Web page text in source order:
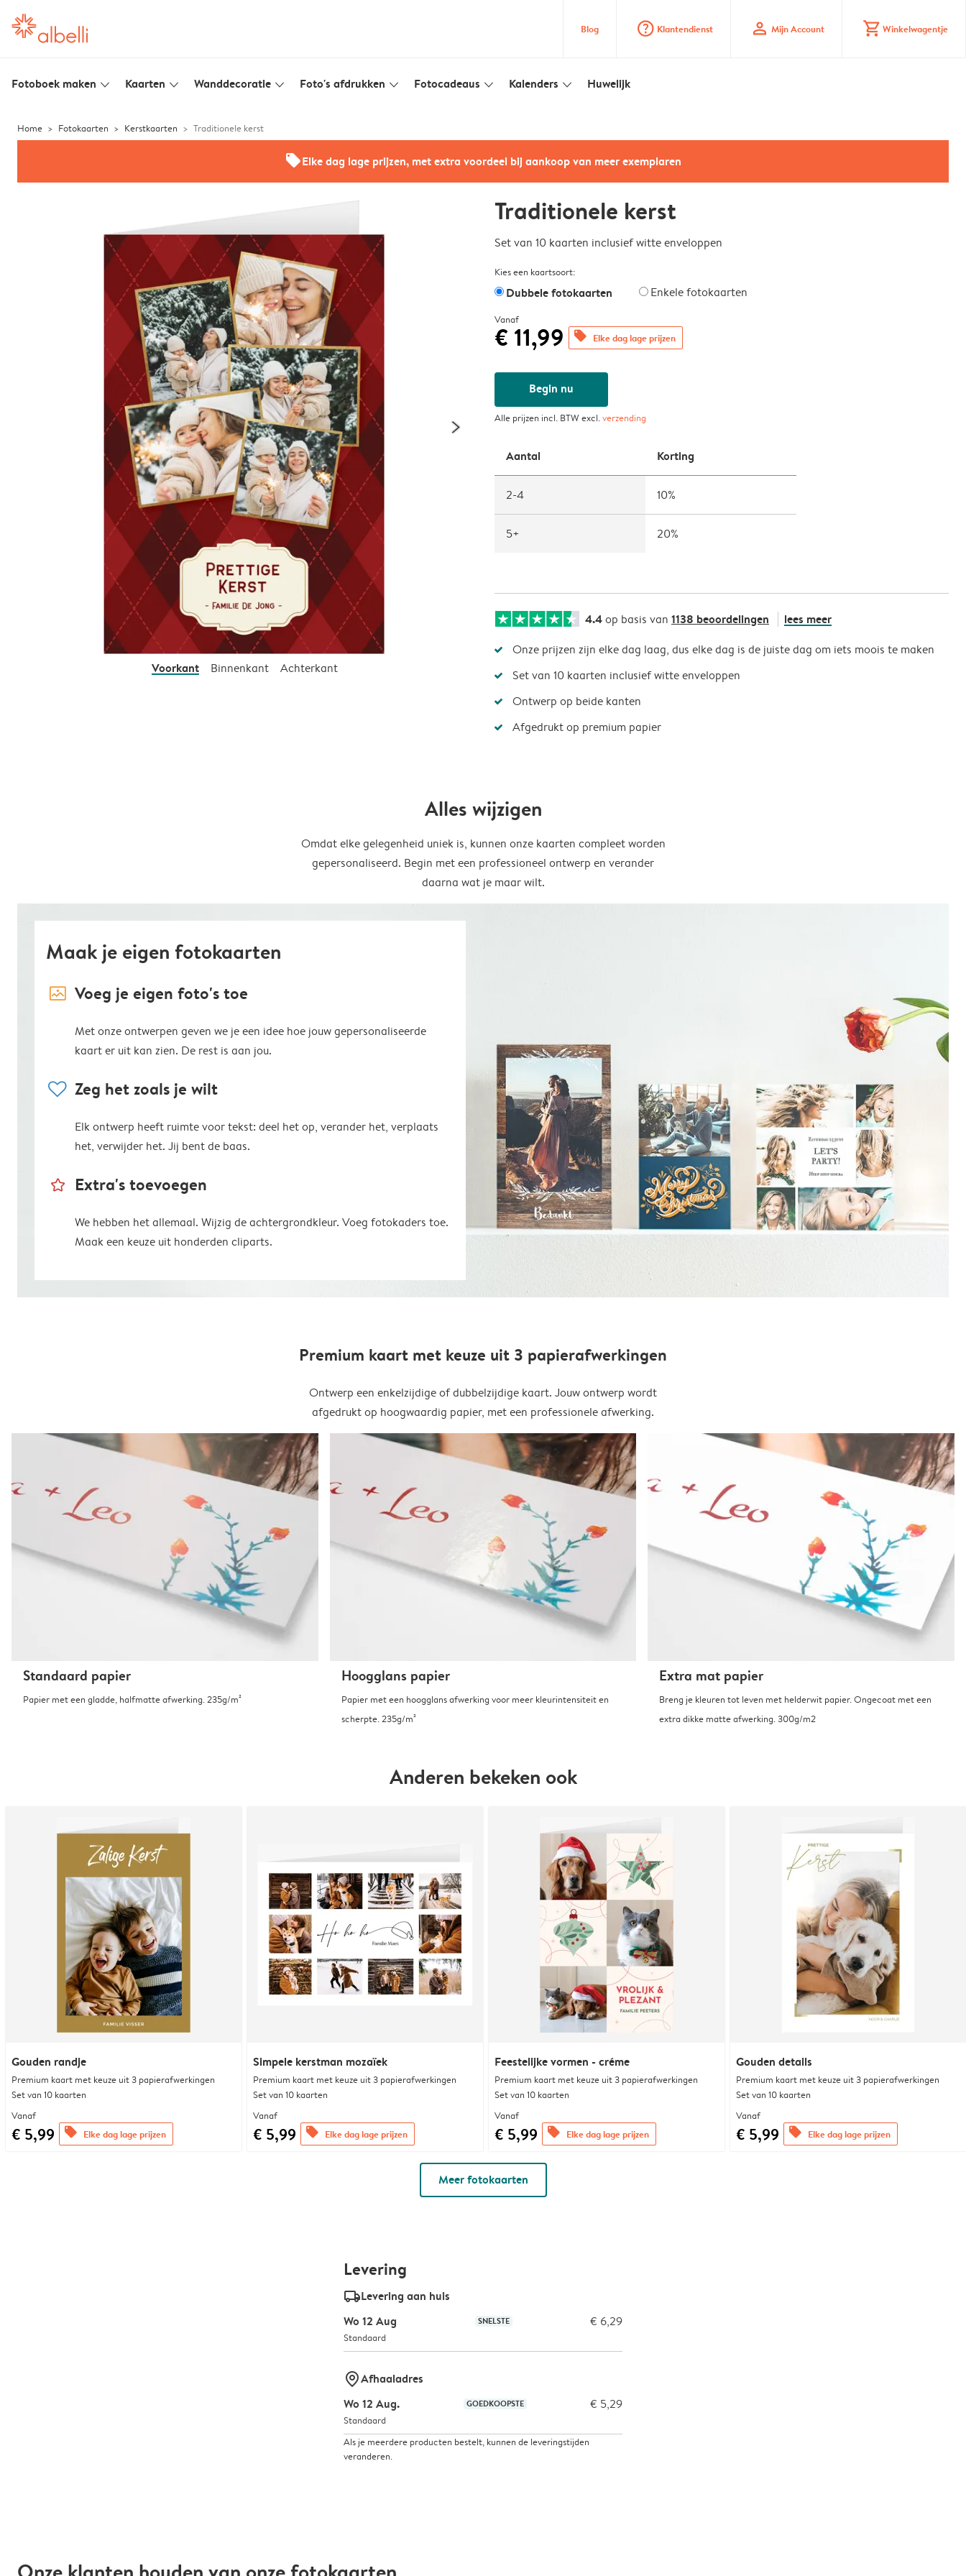
Blog question_mark_circle Klantendienst profile Mijn Account shopping_cart Winkelwagentje
Fotoboek maken slim_arrow_down Kaarten slim_arrow_down Wanddecoratie slim_arrow_down Foto's afdrukken slim_arrow_down Fotocadeaus slim_arrow_down Kalenders slim_arrow_down Huwelijk
Home Fotokaarten Kerstkaarten Traditionele kerst
offersElke dag lage prijzen, met extra voordeel bij aankoop van meer exemplaren
Voorkant Binnenkant Achterkant
Traditionele kerst
Set van 10 kaarten inclusief witte enveloppen
Kies een kaartsoort:
Dubbele fotokaarten Enkele fotokaarten
Vanaf
€ 11,99 offers Elke dag lage prijzen
Begin nu
Alle prijzen incl. BTW excl.verzending
Aantal Korting
2-4 10%
5+ 20%
4.4op basis van 1138 beoordelingen lees meer
Onze prijzen zijn elke dag laag, dus elke dag is de juiste dag om iets moois te maken
Set van 10 kaarten inclusief witte enveloppen
Ontwerp op beide kanten
Afgedrukt op premium papier
Alles wijzigen
Omdat elke gelegenheid uniek is, kunnen onze kaarten compleet worden
gepersonaliseerd. Begin met een professioneel ontwerp en verander
daarna wat je maar wilt.
Maak je eigen fotokaarten
image_placeholder Voeg je eigen foto's toe
Met onze ontwerpen geven we je een idee hoe jouw gepersonaliseerde
kaart er uit kan zien. De rest is aan jou.
heart Zeg het zoals je wilt
Elk ontwerp heeft ruimte voor tekst: deel het op, verander het, verplaats
het, verwijder het. Jij bent de baas.
star_outline Extra's toevoegen
We hebben het allemaal. Wijzig de achtergrondkleur. Voeg fotokaders toe.
Maak een keuze uit honderden cliparts.
Premium kaart met keuze uit 3 papierafwerkingen
Ontwerp een enkelzijdige of dubbelzijdige kaart. Jouw ontwerp wordt
afgedrukt op hoogwaardig papier, met een professionele afwerking.
Standaard papier
Papier met een gladde, halfmatte afwerking. 235g/m²
Hoogglans papier
Papier met een hoogglans afwerking voor meer kleurintensiteit en
scherpte. 235g/m²
Extra mat papier
Breng je kleuren tot leven met helderwit papier. Ongecoat met een
extra dikke matte afwerking. 300g/m2
Anderen bekeken ook
Gouden randje
Premium kaart met keuze uit 3 papierafwerkingen
Set van 10 kaarten
Vanaf
€ 5,99 offers Elke dag lage prijzen
Simpele kerstman mozaïek
Premium kaart met keuze uit 3 papierafwerkingen
Set van 10 kaarten
Vanaf
€ 5,99 offers Elke dag lage prijzen
Feestelijke vormen - créme
Premium kaart met keuze uit 3 papierafwerkingen
Set van 10 kaarten
Vanaf
€ 5,99 offers Elke dag lage prijzen
Gouden details
Premium kaart met keuze uit 3 papierafwerkingen
Set van 10 kaarten
Vanaf
€ 5,99 offers Elke dag lage prijzen
Meer fotokaarten
Levering
delivery_standard_v2Levering aan huis
Wo 12 Aug
SNELSTE € 6,29
Standaard
marker-pinAfhaaladres
Wo 12 Aug.
GOEDKOOPSTE € 5,29
Standaard
Als je meerdere producten bestelt, kunnen de leveringstijden
veranderen.